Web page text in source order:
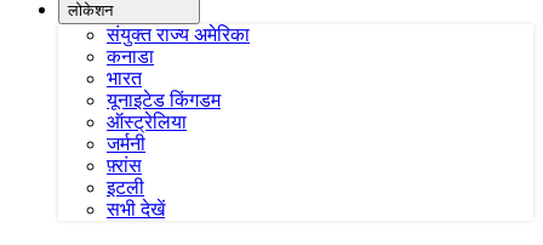
लोकेशन
संयुक्त राज्य अमेरिका
कनाडा
भारत
यूनाइटेड किंगडम
ऑस्ट्रेलिया
जर्मनी
फ़्रांस
इटली
सभी देखें